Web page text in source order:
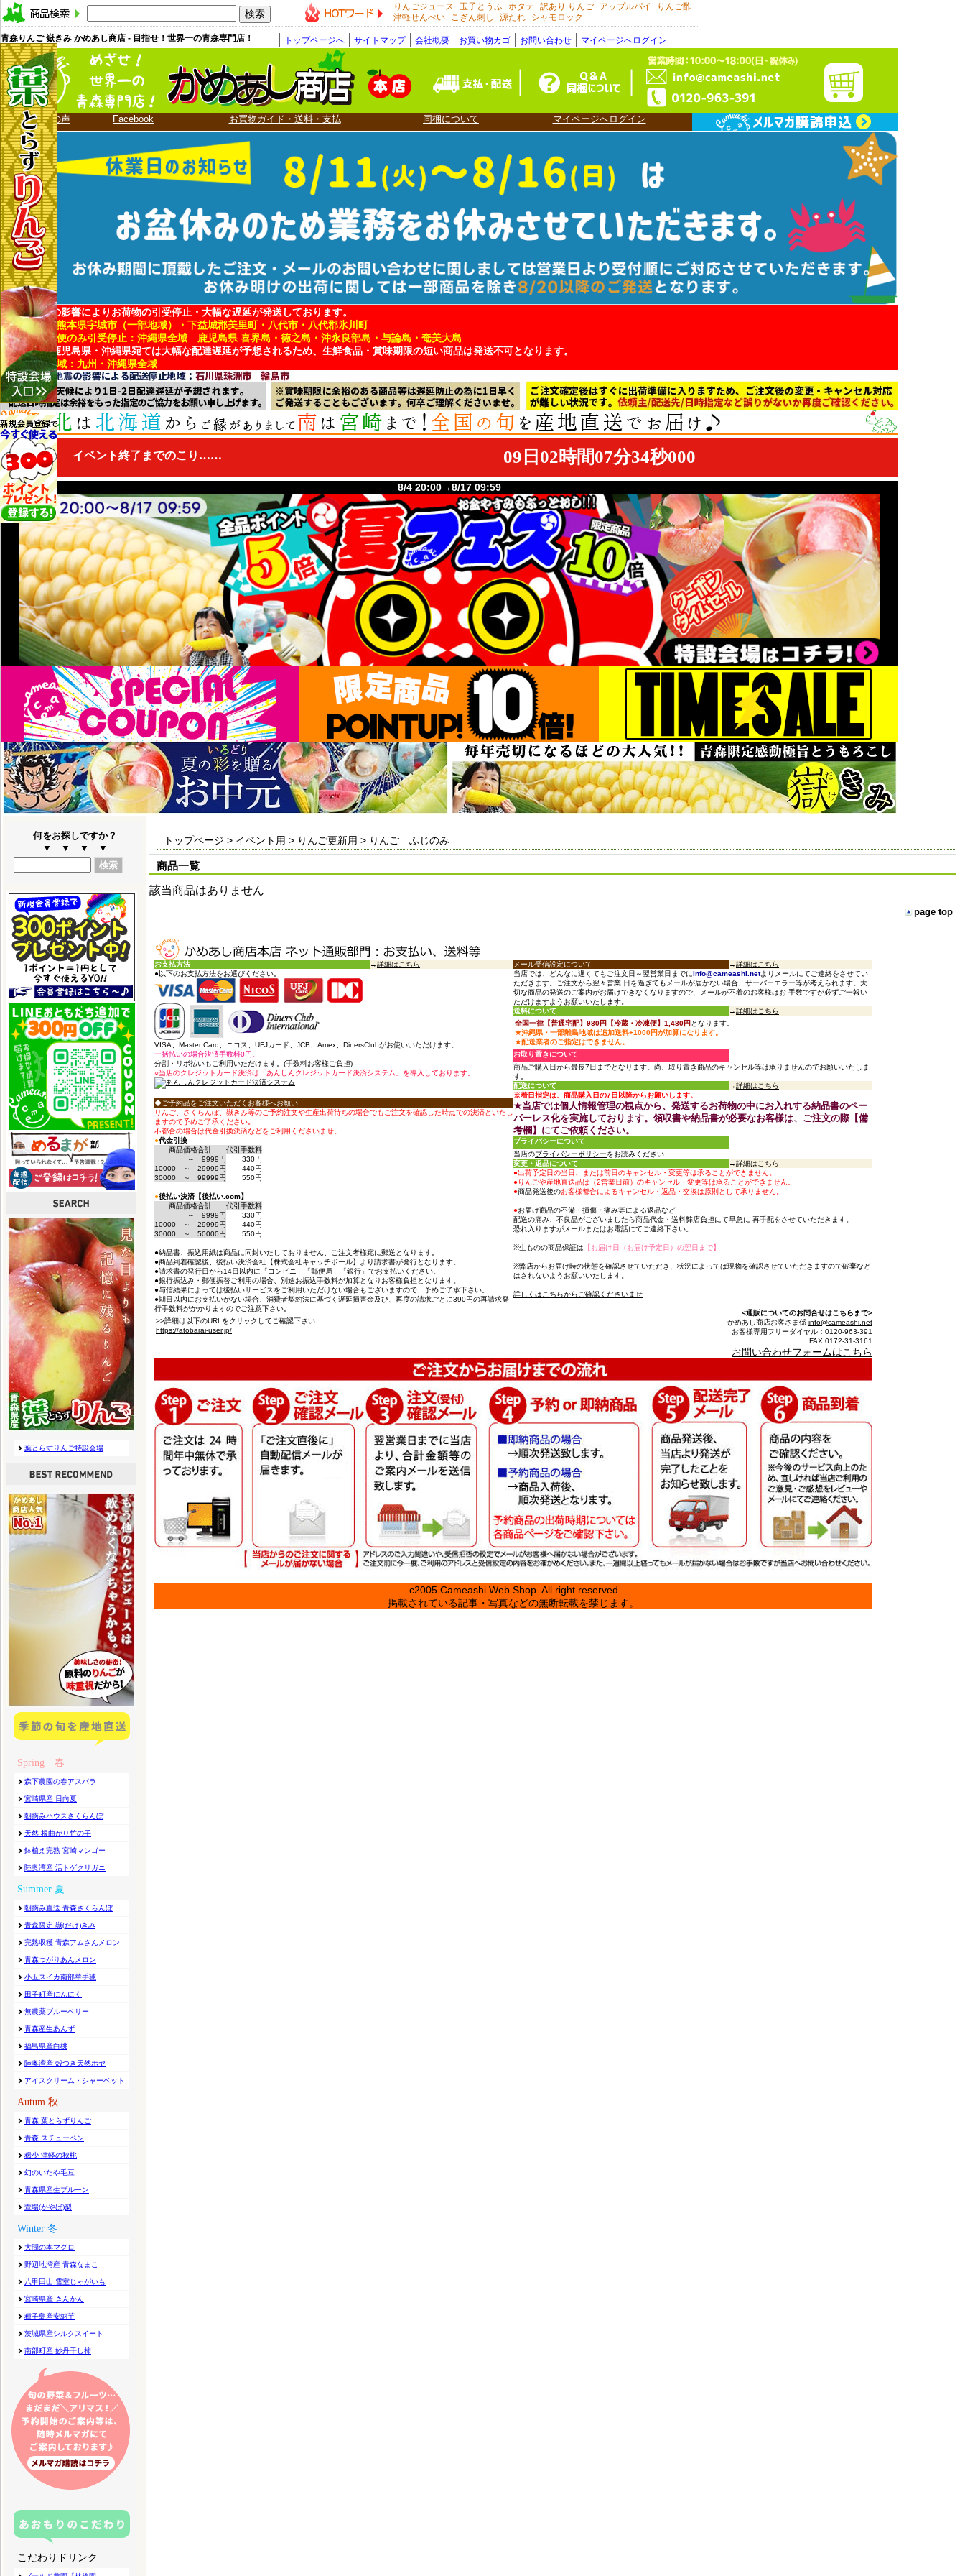
青森りんご 嶽きみ かめあし商店 - 目指せ！世界一の青森専門店！ マイページへログイン
お問い合わせ
お買い物カゴ
会社概要
サイトマップ
トップページへ
HOTワード
りんごジュース 玉子とうふ ホタテ 訳あり りんご アップルパイ
りんご酢
津軽せんべい
こぎん刺し 源たれ シャモロック
お客様の声 Facebook お買物ガイド・送料・支払 同梱について マイページへログイン
地震・台風の影響によりお荷物の引受停止・大幅な遅延が発送しております。
■引受停止：熊本県宇城市（一部地域）・下益城郡美里町・八代市・八代郡氷川町
■冷蔵・冷凍便のみ引受停止：沖縄県全域 鹿児島県 喜界島・徳之島・沖永良部島・与論島・奄美大島
※熊本県・鹿児島県・沖縄県宛ては大幅な配達遅延が予想されるため、生鮮食品・賞味期限の短い商品は発送不可となります。
■配達遅延地域：九州・沖縄県全域
8/4 20:00→8/17 09:59
何をお探しですか？
▼ ▼ ▼ ▼
トップページ > イベント用 > りんご更新用 > りんご ふじのみ
商品一覧
該当商品はありません
page top
お支払方法 →詳細はこちら
●以下のお支払方法をお選びください。
VISA、Master Card、ニコス、UFJカード、JCB、Amex、DinersClubがお使いいただけます。
一括払いの場合決済手数料0円。
分割・リボ払いもご利用いただけます。(手数料お客様ご負担)
○当店のクレジットカード決済は「あんしんクレジットカード決済システム」を導入しております。
◆ご予約品をご注文いただくお客様へお願い
りんご、さくらんぼ、嶽きみ等のご予約注文や生産出荷待ちの場合でもご注文を確認した時点での決済といたし
ますので予めご了承ください。
不都合の場合は代金引換決済などをご利用くださいませ。
●代金引換
商品価格合計
代引手数料
～ 9999円
330円
10000 ～ 29999円
440円
30000 ～ 99999円
550円
●後払い決済【後払い.com】
商品価格合計
代引手数料
～ 9999円
330円
10000 ～ 29999円
440円
30000 ～ 50000円
550円
●納品書、振込用紙は商品に同封いたしておりません、ご注文者様宛に郵送となります。
●商品到着確認後、後払い決済会社【株式会社キャッチボール】より請求書が発行となります。
●請求書の発行日から14日以内に「コンビニ」「郵便局」「銀行」でお支払いください。
●銀行振込み・郵便振替ご利用の場合、別途お振込手数料が加算となりお客様負担となります。
●与信結果によっては後払いサービスをご利用いただけない場合もございますので、予めご了承下さい。
●期日以内にお支払いがない場合、消費者契約法に基づく遅延損害金及び、再度の請求ごとに390円の再請求発
行手数料がかかりますのでご注意下さい。
>>詳細は以下のURLをクリックしてご確認下さい
https://atobarai-user.jp/
メール受信設定について →詳細はこちら
当店では、どんなに遅くてもご注文日～翌営業日までにinfo@cameashi.netよりメールにてご連絡をさせてい
ただきます。ご注文から翌々営業 日を過ぎてもメールが届かない場合、サーバーエラー等が考えられます。大
切な商品の発送のご案内がお届けできなくなりますので、メールが不着のお客様はお 手数ですが必ずご一報い
ただけますようお願いいたします。
送料について
→詳細はこちら
全国一律【普通宅配】980円【冷蔵・冷凍便】1,480円 となります。
★沖縄県・一部離島地域は追加送料+1000円が加算になります。
★配送業者のご指定はできません。
お取り置きについて
商品ご購入日から最長7日までとなります。尚、取り置き商品のキャンセル等は承りませんのでお願いいたしま
す。
配送について
→詳細はこちら
※着日指定は、商品購入日の7日以降からお願いします。
★当店では個人情報管理の観点から、発送するお荷物の中にお入れする納品書のペー
パーレス化を実施しております。領収書や納品書が必要なお客様は、ご注文の際【備
考欄】にてご依頼ください。
プライバシーについて
当店のプライバシーポリシーをお読みください
変更・返品について
→詳細はこちら
●出荷予定日の当日、または前日のキャンセル・変更等は承ることができません。
●りんごや産地直送品は（2営業日前）のキャンセル・変更等は承ることができません。
●商品発送後のお客様都合によるキャンセル・返品・交換は原則として承りません。
●お届け商品の不備・損傷・痛み等による返品など
配送の痛み、不良品がございましたら商品代金・送料弊店負担にて早急に 再手配をさせていただきます。
恐れ入りますがメールまたはお電話にてご連絡下さい。
※生ものの商品保証は 【お届け日（お届け予定日）の翌日まで】
※弊店からお届け時の状態を確認させていただき、状況によっては現物を確認させていただきますので破棄など
はされないようお願いいたします。
詳しくはこちらからご確認くださいませ
<通販についてのお問合せはこちらまで>
かめあし商店お客さま係 info@cameashi.net
お客様専用フリーダイヤル：0120-963-391
FAX:0172-31-3161
お問い合わせフォームはこちら
c2005 Cameashi Web Shop. All right reserved
掲載されている記事・写真などの無断転載を禁じます。